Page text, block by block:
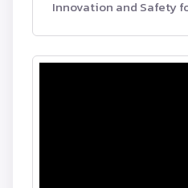
Innovation and Safety